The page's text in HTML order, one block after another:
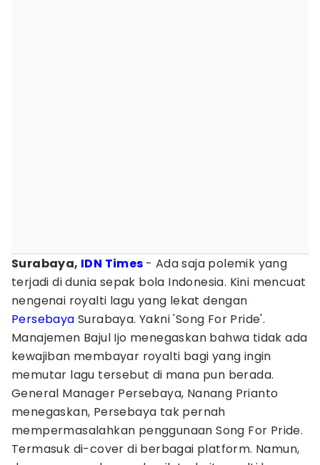
Surabaya, IDN Times - Ada saja polemik yang
terjadi di dunia sepak bola Indonesia. Kini mencuat
nengenai royalti lagu yang lekat dengan
Persebaya Surabaya. Yakni 'Song For Pride'.
Manajemen Bajul Ijo menegaskan bahwa tidak ada
kewajiban membayar royalti bagi yang ingin
memutar lagu tersebut di mana pun berada.
General Manager Persebaya, Nanang Prianto
menegaskan, Persebaya tak pernah
mempermasalahkan penggunaan Song For Pride.
Termasuk di-cover di berbagai platform. Namun,